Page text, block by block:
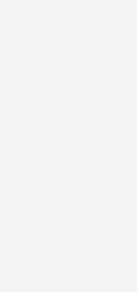
Das ist aus unserer Erfahrung vielen
Wechsel. Deshalb sollte ein
haben, Quereinsteiger konkret
sich die Firmen
angeht, ohne dass Nachwuchs in
da vor? Es müssen ja schließlich
werden.
Dazu muss das
Position ein Anforderungsprofil
und Kompetenzen braucht der
welcher Ausprägung müssen diese
gibt es ganz viele verwandte
Photovoltaik oder Erneuerbar sein
ähnliche Kompetenzen mitbringen.
die Branche, in der die
Energien unterwegs sind. Wichtig
Methoden zu entwickeln, wie
werden können.
„Wir bieten Bewerbern ein attraktives